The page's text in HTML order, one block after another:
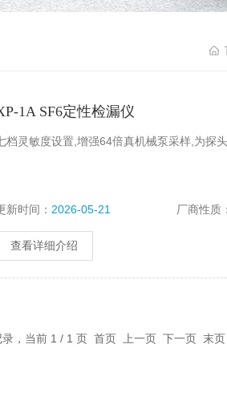
1A SF6定性检漏仪
档灵敏度设置,增强64倍真机械泵采样,为探
新时间： 2026-05-21 厂商性质
查看详细介绍
录，当前 1 / 1 页 首页 上一页 下一页 末